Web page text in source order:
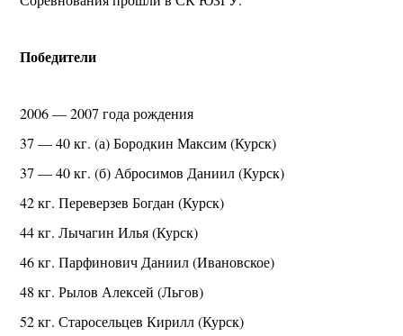
Победители
2006 — 2007 года рождения
37 — 40 кг. (а) Бородкин Максим (Курск)
37 — 40 кг. (б) Абросимов Даниил (Курск)
42 кг. Переверзев Богдан (Курск)
44 кг. Лычагин Илья (Курск)
46 кг. Парфинович Даниил (Ивановское)
48 кг. Рылов Алексей (Льгов)
52 кг. Старосельцев Кирилл (Курск)